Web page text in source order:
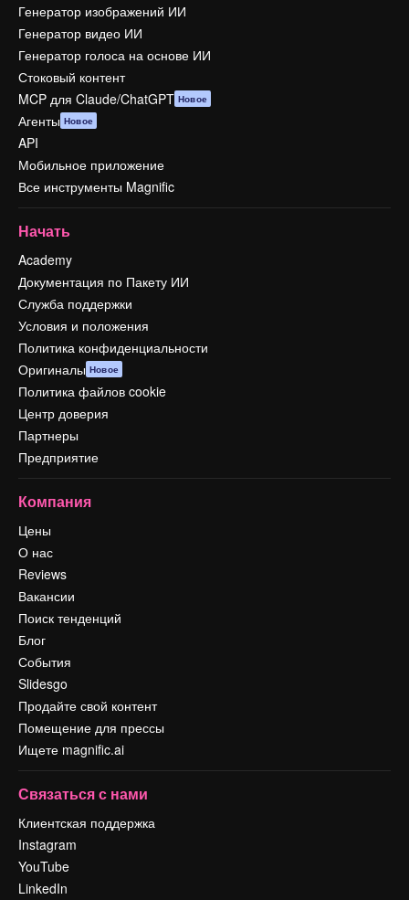
Генератор изображений ИИ
Генератор видео ИИ
Генератор голоса на основе ИИ
Стоковый контент
MCP для Claude/ChatGPT Новое
Агенты Новое
API
Мобильное приложение
Все инструменты Magnific
Начать
Academy
Документация по Пакету ИИ
Служба поддержки
Условия и положения
Политика конфиденциальности
Оригиналы Новое
Политика файлов cookie
Центр доверия
Партнеры
Предприятие
Компания
Цены
О нас
Reviews
Вакансии
Поиск тенденций
Блог
События
Slidesgo
Продайте свой контент
Помещение для прессы
Ищете magnific.ai
Связаться с нами
Клиентская поддержка
Instagram
YouTube
LinkedIn